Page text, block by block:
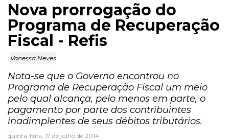
Nova prorrogação do
Programa de Recuperação
Fiscal - Refis
Vanessa Neves
Nota-se que o Governo encontrou no
Programa de Recuperação Fiscal um meio
pelo qual alcança, pelo menos em parte, o
pagamento por parte dos contribuintes
inadimplentes de seus débitos tributários.
quinta-feira, 17 de julho de 2014